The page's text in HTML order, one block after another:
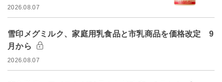
2026.08.07
雪印メグミルク、家庭用乳食品と市乳商品を価格改定 9
月から
2026.08.07